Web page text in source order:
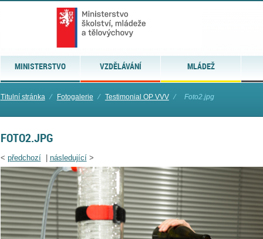
MINISTERSTVO VZDĚLÁVÁNÍ MLÁDEŽ
Titulní stránka ⁄ Fotogalerie ⁄ Testimonial OP VVV ⁄ Foto2.jpg
FOTO2.JPG
< předchozí| následující>